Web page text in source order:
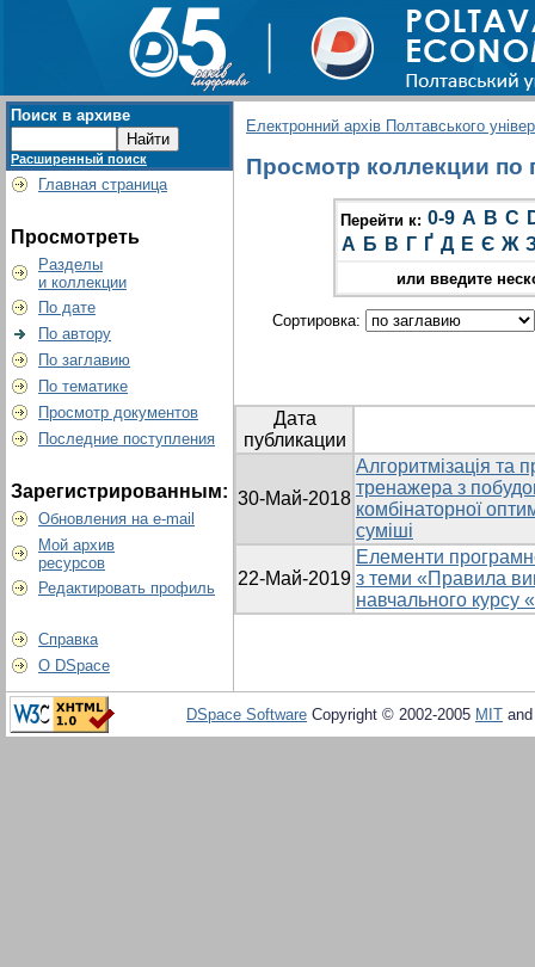
Поиск в архиве
Расширенный поиск
Главная страница
Просмотреть
Разделы
и коллекции
По дате
По автору
По заглавию
По тематике
Просмотр документов
Последние поступления
Зарегистрированным:
Обновления на e-mail
Мой архив
ресурсов
Редактировать профиль
Справка
О DSpace
Електронний архів Полтавського
Просмотр коллекции по
Перейти к: 0-9 A B C
А Б В Г Ґ Д Е Є Ж
или введите
Сортировка:
Дата
публикации
30-Май-2018
Алгоритмізація та
тренажера з
комбінаторної
суміші
22-Май-2019
Елементи
з теми «Правила
навчального курсу
DSpace Software Copyright © 2002-2005 MIT